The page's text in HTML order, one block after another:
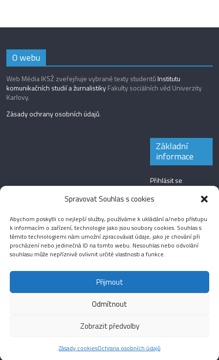
Spravovat Souhlas s cookies
Abychom poskytli co nejlepší služby, používáme k ukládání a/nebo přístupu
k informacím o zařízení, technologie jako jsou soubory cookies. Souhlas s
těmito technologiemi nám umožní zpracovávat údaje, jako je chování při
procházení nebo jedinečná ID na tomto webu. Nesouhlas nebo odvolání
souhlasu může nepříznivě ovlivnit určité vlastnosti a funkce.
Přijmout
Odmítnout
Zobrazit předvolby
Zásady cookiesOchrana osobních údajů
O webu
Web Média IKSŽ zveřejňuje vybrané texty studentůInstitutu
komunikačních studií a žurnalistikyFakulty sociálních věd Univerzity
Karlovy.
Zásady ochrany osobních údajů.
Základní
informace
Přihlásit se
Zdroj kanálů
Kanál komentářů
Česká lokalizace
Fotografie Audio
Copyright © 2026Média IKSŽ. All rights reserved.
Theme: ColorMag Pro byThemeGrill. Drevet av